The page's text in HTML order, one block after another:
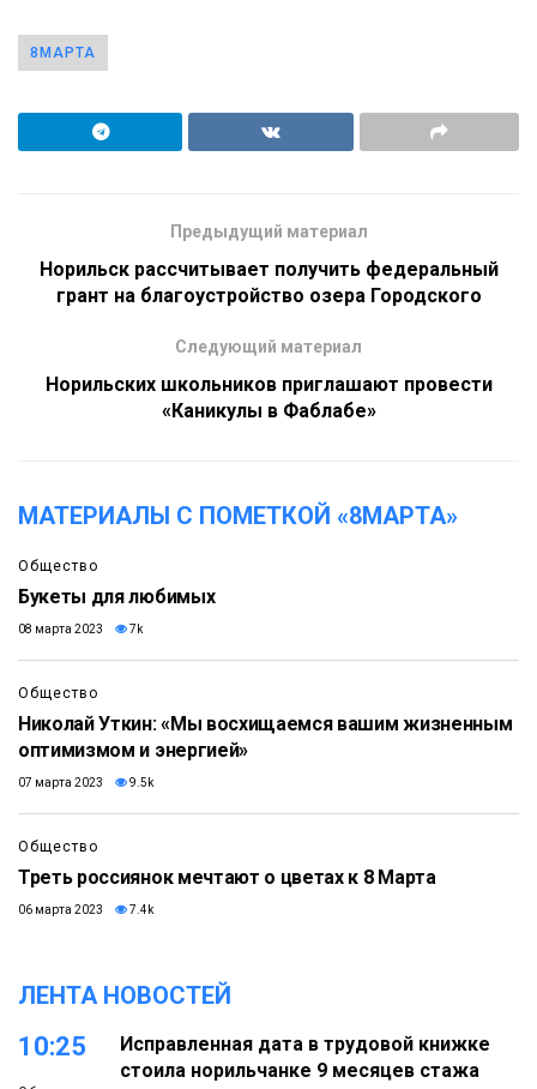
8МАРТА
Предыдущий материал
Норильск рассчитывает получить федеральный
грант на благоустройство озера Городского
Следующий материал
Норильских школьников приглашают провести
«Каникулы в Фаблабе»
МАТЕРИАЛЫ С ПОМЕТКОЙ «8МАРТА»
Общество
Букеты для любимых
08 марта 2023 7k
Общество
Николай Уткин: «Мы восхищаемся вашим жизненным
оптимизмом и энергией»
07 марта 2023 9.5k
Общество
Треть россиянок мечтают о цветах к 8 Марта
06 марта 2023 7.4k
ЛЕНТА НОВОСТЕЙ
10:25
Исправленная дата в трудовой книжке
стоила норильчанке 9 месяцев стажа